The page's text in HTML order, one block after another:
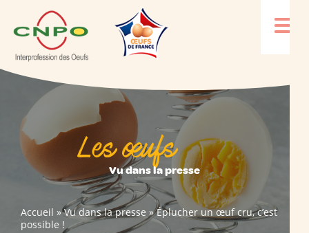
Les œufs
Vu dans la presse
Accueil »Vu dans la presse »Éplucher un œuf cru, c’est
possible !